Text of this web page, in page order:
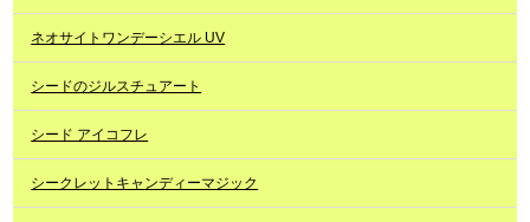
ネオサイトワンデーシエル UV
シードのジルスチュアート
シード アイコフレ
シークレットキャンディーマジック